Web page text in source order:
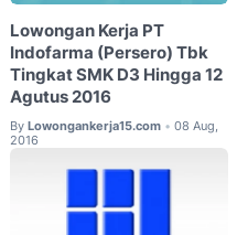
Lowongan Kerja PT
Indofarma (Persero) Tbk
Tingkat SMK D3 Hingga 12
Agutus 2016
By Lowongankerja15.com • 08 Aug,
2016